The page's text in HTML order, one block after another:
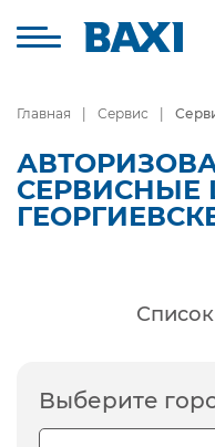
Главная Сервис
СЕРВИСНЫЕ
Список
Выберите